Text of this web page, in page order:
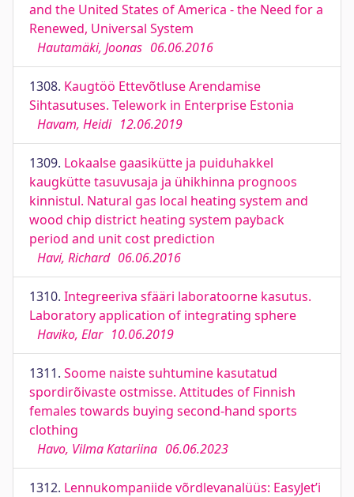
and the United States of America - the Need for a
Renewed, Universal System
Hautamäki, Joonas 06.06.2016
1308. Kaugtöö Ettevõtluse Arendamise
Sihtasutuses. Telework in Enterprise Estonia
Havam, Heidi 12.06.2019
1309. Lokaalse gaasikütte ja puiduhakkel
kaugkütte tasuvusaja ja ühikhinna prognoos
kinnistul. Natural gas local heating system and
wood chip district heating system payback
period and unit cost prediction
Havi, Richard 06.06.2016
1310. Integreeriva sfääri laboratoorne kasutus.
Laboratory application of integrating sphere
Haviko, Elar 10.06.2019
1311. Soome naiste suhtumine kasutatud
spordirõivaste ostmisse. Attitudes of Finnish
females towards buying second-hand sports
clothing
Havo, Vilma Katariina 06.06.2023
1312. Lennukompaniide võrdlevanalüüs: EasyJet’i